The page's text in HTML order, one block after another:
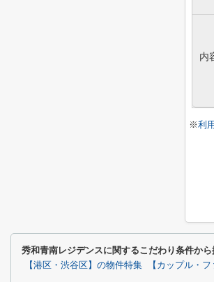
内
※利
秀和青南レジデンスに関するこだわり条件から
【港区・渋谷区】の物件特集 【カップル・